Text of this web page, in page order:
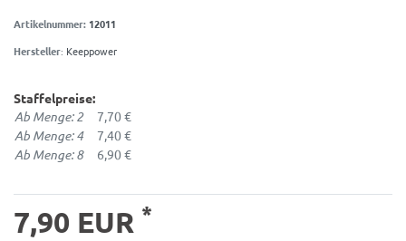
Artikelnummer: 12011
Hersteller: Keeppower
Staffelpreise:
Ab Menge: 2 7,70 €
Ab Menge: 4 7,40 €
Ab Menge: 8 6,90 €
7,90 EUR *